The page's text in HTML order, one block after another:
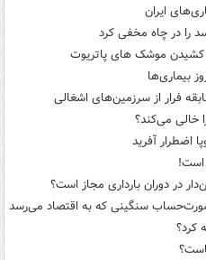
ایران
را در چاه مخفی کرد
کشیدن موشک های پاتریوت
بیماری‌ها
فرار از سرزمین‌های اشغالی
خالی می‌کند؟
اضطرار آفرید
است!
در دوران بارداری مجاز است؟
سنگینی که به اقتصاد می‌رسد
کرد؟